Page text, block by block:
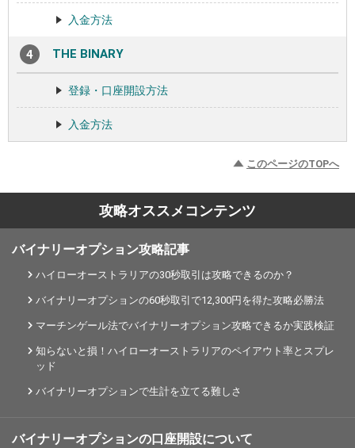
入金方法
THE BINARY
登録・口座開設方法
入金方法
このページのTOPへ
攻略オススメコンテンツ
バイナリーオプション攻略記事
ハイローオーストラリアの30秒取引は攻略できるのか？
バイナリーオプションの60秒取引で12,300円を得た攻略必勝法
マーチンゲール法でバイナリーオプション攻略できるか実践検証
知らないと損！ハイローオーストラリアのペイアウト率とスプレ
ッド
バイナリーオプションで生計を立てる難しさ
バイナリーオプションの口座開設について